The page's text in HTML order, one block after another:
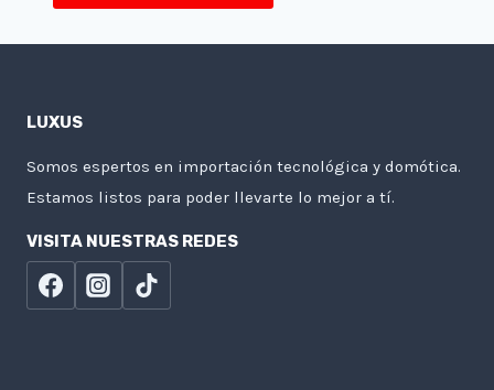
LUXUS
Somos espertos en importación tecnológica y domótica.
Estamos listos para poder llevarte lo mejor a tí.
VISITA NUESTRAS REDES